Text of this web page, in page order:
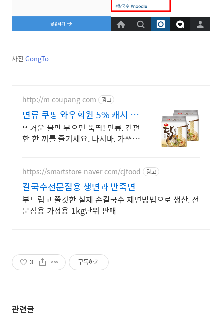
사진GongTo
http://m.coupang.com 광고
면류 쿠팡 와우회원 5% 캐시 적
립
뜨거운 물만 부으면 뚝딱! 면류, 간편
한 한 끼를 즐기세요. 다시마, 가쓰오
https://smartstore.naver.com/cjfood 광고
칼국수전문점용 생면과 반죽면
부드럽고 쫄깃한 실제 손칼국수 제면방법으로 생산, 전
문점용 가정용 1kg단위 판매
3 구독하기
관련글